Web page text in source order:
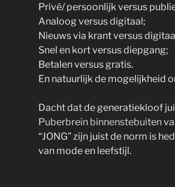
Privé/ persoonlijk versus
Analoog versus digitaal;
Nieuws via krant versus
Snel en kort versus diepgang;
Betalen versus gratis.
En natuurlijk de mogelijkheid
Dacht dat de generatiekloof
Puberbrein binnenstebuiten
“JONG” zijn juist de norm is
van mode en leefstijl.